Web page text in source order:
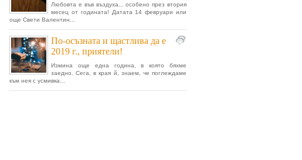
Любовта е във въздуха... особено през втория
месец от годината! Датата 14 февруари или
още Свети Валентин...
По-осъзната и щастлива да е
2019 г., приятели!
Измина още една година, в която бяхме
заедно. Сега, в края й, знаем, че поглеждаме
към нея с усмивка...